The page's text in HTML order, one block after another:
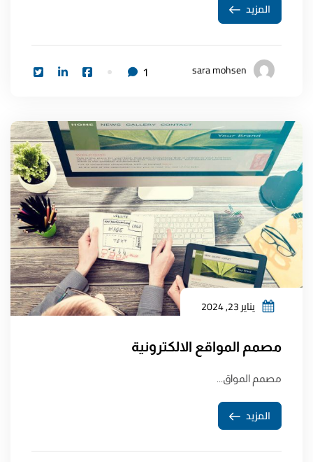
المزيد
sara mohsen
1
يناير 23, 2024
مصمم المواقع الالكترونية
مصمم المواق...
المزيد